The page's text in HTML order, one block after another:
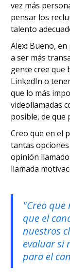
vez más
pensar los
talento
‍Alex: Bueno,
a ser más
gente cree que
LinkedIn o
que lo más
videollamadas
posible, de que
Creo que en el
tantas
opinión
llamada
"Creo que
que el
nuestros
evaluar si
para el